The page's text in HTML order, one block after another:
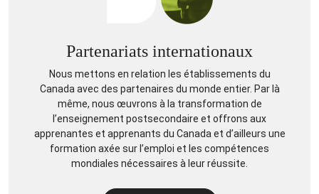
Partenariats internationaux
Nous mettons en relation les établissements du
Canada avec des partenaires du monde entier. Par là
même, nous œuvrons à la transformation de
l’enseignement postsecondaire et offrons aux
apprenantes et apprenants du Canada et d’ailleurs une
formation axée sur l’emploi et les compétences
mondiales nécessaires à leur réussite.